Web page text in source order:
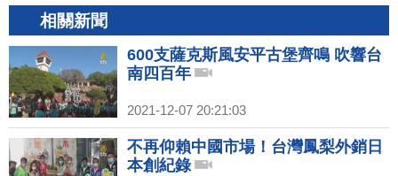
相關新聞
600支薩克斯風安平古堡齊鳴 吹響台
南四百年
2021-12-07 20:21:03
不再仰賴中國市場！台灣鳳梨外銷日
本創紀錄